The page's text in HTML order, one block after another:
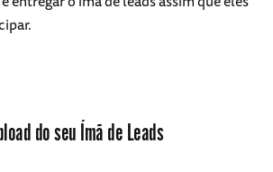
do seu Ímã de Leads